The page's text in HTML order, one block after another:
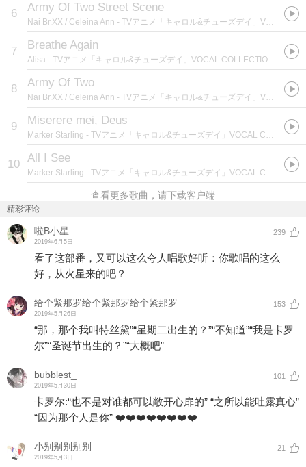
6 Army Of Two Street Scene
Nai Br.XX / Celeina Ann - TVアニメ「キャロル&チューズデイ」VOCAL COLLECTION Vol.2
7 Breathe Again
Alisa - TVアニメ「キャロル&チューズデイ」VOCAL COLLECTION Vol.2
8 Army Of Two
Nai Br.XX / Celeina Ann - TVアニメ「キャロル&チューズデイ」VOCAL COLLECTION Vol.2
9 Miserere mei, Deus
Marker Starling - TVアニメ「キャロル&チューズデイ」VOCAL COLLECTION Vol.2
10 All I See
Marker Starling - TVアニメ「キャロル&チューズデイ」VOCAL COLLECTION Vol.2
查看更多歌曲，请下载客户端
精彩评论
啦B小星
2019年6月5日
239
看了这部番，又可以这么夸人唱歌好听：你歌唱的这么
好，从火星来的吧？
给个紧那罗给个紧那罗给个紧那罗
2019年5月26日
153
“那，那个我叫特丝黛”“星期二出生的？”“不知道”“我是卡罗
尔”“圣诞节出生的？”“大概吧”
bubblest_
2019年5月30日
101
卡罗尔:“也不是对谁都可以敞开心扉的” “之所以能吐露真心”
“因为那个人是你” ❤️❤️❤️❤️❤️❤️❤️❤️
小别别别别别
2019年5月3日
21